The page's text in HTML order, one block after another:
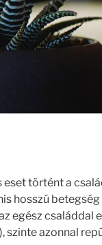
történt a
hosszú
egész családdal
szinte azonnal